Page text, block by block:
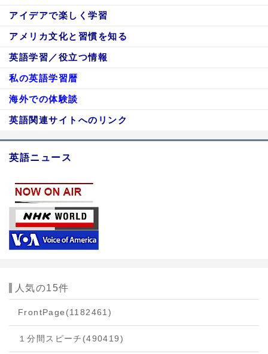
アイデアで楽しく学習
アメリカ文化と習慣を知る
英語学習／役立つ情報
私の英語学習暦
海外での体験談
英語関連サイトへのリンク
英語ニュース
人気の15件
FrontPage (1182461)
１分間スピーチ (490419)